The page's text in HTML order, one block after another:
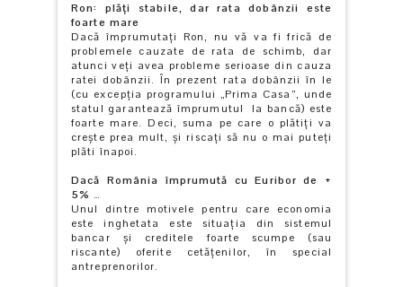
Ron: plăţi stabile, dar rata dobânzii este
foarte mare
Dacă împrumutați Ron, nu vă va fi frică de
problemele cauzate de rata de schimb, dar
atunci veți avea probleme serioase din cauza
ratei dobânzii. În prezent rata dobânzii în le
(cu excepţia programului „Prima Casa”, unde
statul garantează împrumutul la bancă) este
foarte mare. Deci, suma pe care o plătiţi va
creşte prea mult, și riscați să nu o mai puteți
plăti înapoi.
Dacă România împrumută cu Euriborde +
5% …
Unul dintre motivele pentru care economia
este inghetata este situaţia din sistemul
bancar şi creditele foarte scumpe (sau
riscante) oferite cetăţenilor, în special
antreprenorilor.